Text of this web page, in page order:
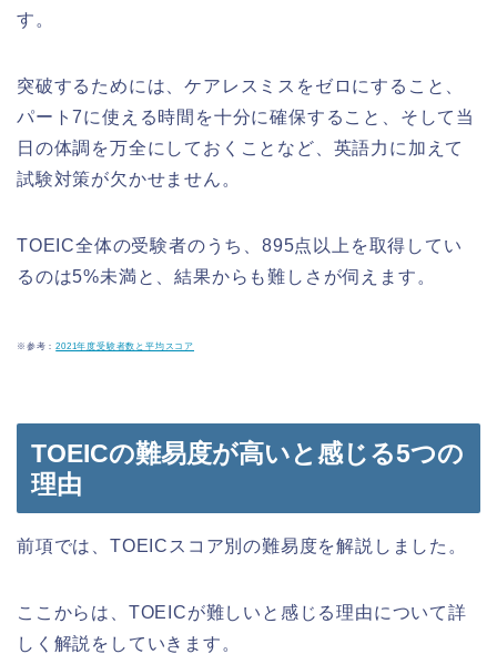
す。
突破するためには、ケアレスミスをゼロにすること、
パート7に使える時間を十分に確保すること、そして当
日の体調を万全にしておくことなど、英語力に加えて
試験対策が欠かせません。
TOEIC全体の受験者のうち、895点以上を取得してい
るのは5%未満と、結果からも難しさが伺えます。
※参考：2021年度受験者数と平均スコア
TOEICの難易度が高いと感じる5つの
理由
前項では、TOEICスコア別の難易度を解説しました。
ここからは、TOEICが難しいと感じる理由について詳
しく解説をしていきます。